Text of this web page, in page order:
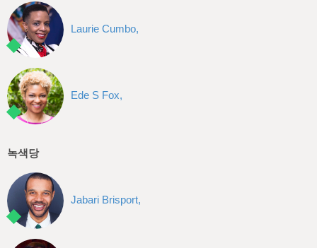
Laurie Cumbo,
Ede S Fox,
녹색당
Jabari Brisport,